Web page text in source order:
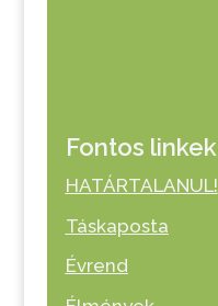
Fontos linkek
HATÁRTALANUL!
Táskaposta
Évrend